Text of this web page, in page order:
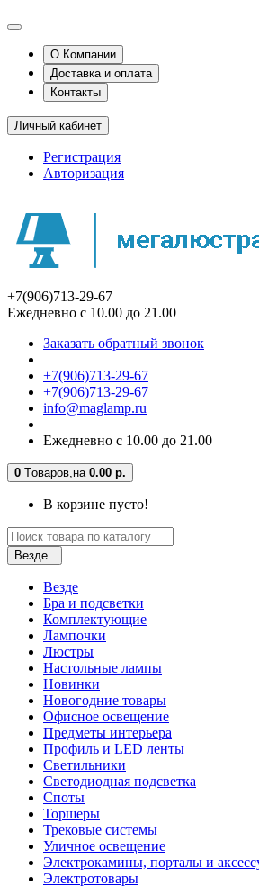
О Компании
Доставка и оплата
Контакты
Личный кабинет
Регистрация
Авторизация
+7(906)713-29-67
Ежедневно с 10.00 до 21.00
Заказать обратный звонок
+7(906)713-29-67
+7(906)713-29-67
info@maglamp.ru
Ежедневно с 10.00 до 21.00
0 Tоваров,на 0.00 р.
В корзине пусто!
Везде
Везде
Бра и подсветки
Комплектующие
Лампочки
Люстры
Настольные лампы
Новинки
Новогодние товары
Офисное освещение
Предметы интерьера
Профиль и LED ленты
Светильники
Светодиодная подсветка
Споты
Торшеры
Трековые системы
Уличное освещение
Электрокамины, порталы и
Электротовары